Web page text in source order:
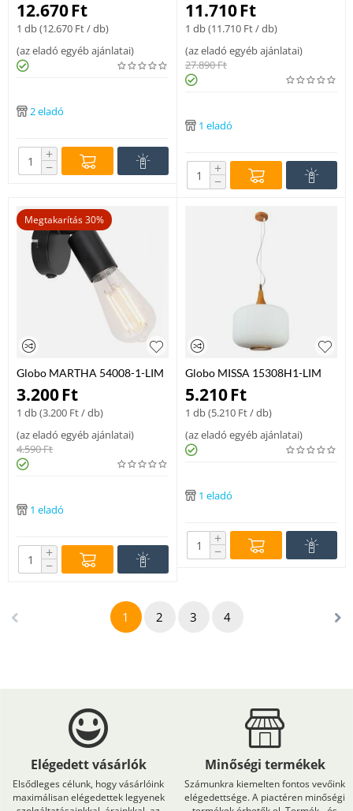
x E14 max. 40W E14 IP20
12.670Ft
1 db (12.670 Ft/ db)
(az eladó egyéb ajánlatai)
2 eladó
+
−
LED - 1 x 7W LED 225 lm 3000
K IP20 A
11.710Ft
1 db (11.710 Ft/ db)
(az eladó egyéb ajánlatai)
27.890Ft
1 eladó
+
−
Megtakarítás 30%
Globo MARTHA 54008-1-LIM
falikar fekete fém 1 * E27 max.
60 W E27 IP20
3.200Ft
1 db (3.200 Ft/ db)
(az eladó egyéb ajánlatai)
4.590Ft
1 eladó
+
−
Globo MISSA 15308H1-LIM
egyágú függeszték exkl. 1xE27
60W 230V E27 IP20
5.210Ft
1 db (5.210 Ft/ db)
(az eladó egyéb ajánlatai)
1 eladó
+
−
1 2 3 4
Elégedett vásárlók
Elsődleges célunk, hogy vásárlóink
maximálisan elégedettek legyenek
Minőségi termékek
Számunkra kiemelten fontos vevőink
elégedettsége. A piactéren minőségi